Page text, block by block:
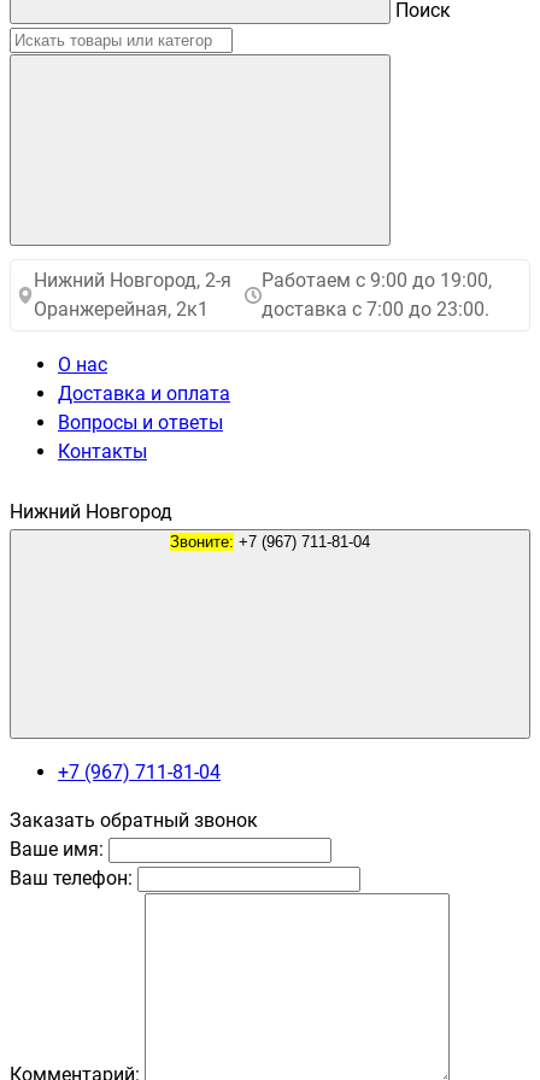
Поиск
Нижний Новгород, 2-я
Оранжерейная, 2к1
Работаем с 9:00 до 19:00,
доставка с 7:00 до 23:00.
О нас
Доставка и оплата
Вопросы и ответы
Контакты
Нижний Новгород
Звоните:
+7 (967) 711-81-04
Заказать обратный звонок
Ваше имя:
Ваш телефон:
Комментарий: